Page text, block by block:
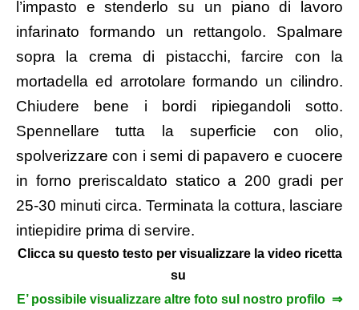
l’impasto e stenderlo su un piano di lavoro
infarinato formando un rettangolo. Spalmare
sopra la crema di pistacchi, farcire con la
mortadella ed arrotolare formando un cilindro.
Chiudere bene i bordi ripiegandoli sotto.
Spennellare tutta la superficie con olio,
spolverizzare con i semi di papavero e cuocere
in forno preriscaldato statico a 200 gradi per
25-30 minuti circa. Terminata la cottura, lasciare
intiepidire prima di servire.
Clicca su questo testo per visualizzare la video ricetta
su
E’ possibile visualizzare altre foto sul nostro profilo ⇒